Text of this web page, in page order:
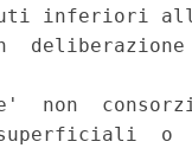
inferiori
non
o